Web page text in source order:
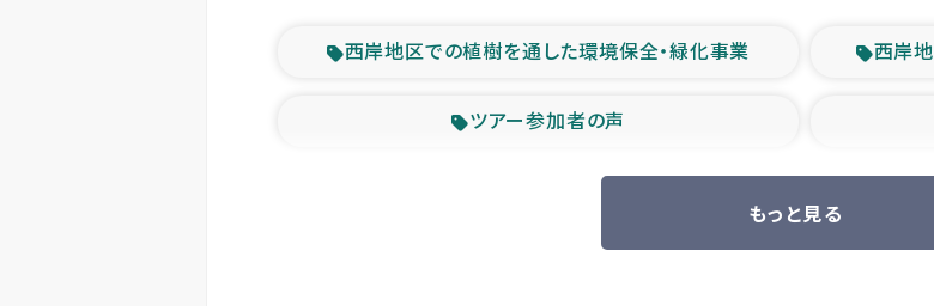
西岸地区での植樹を通した環境保全・緑化事業 西岸
ツアー参加者の声
緊急救援の時代
東ティモール豪雨緊急支援
もっと見る